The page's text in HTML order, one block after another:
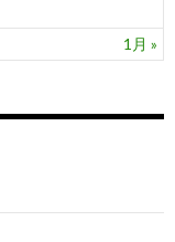
1月 »